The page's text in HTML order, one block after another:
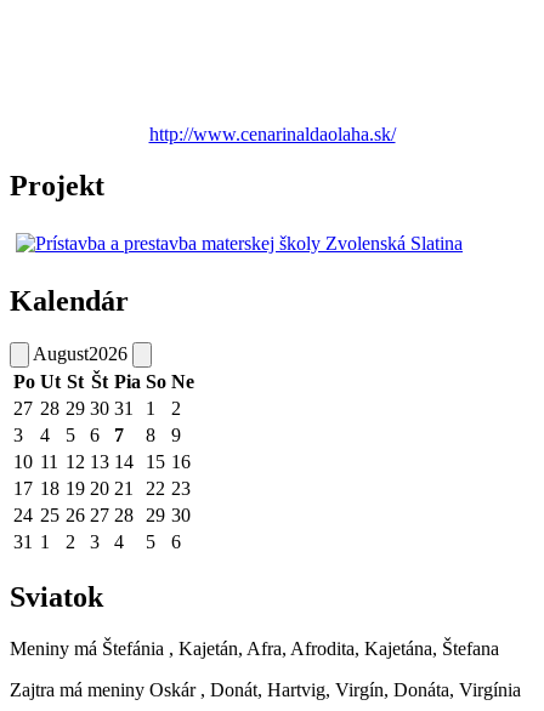
http://www.cenarinaldaolaha.sk/
Projekt
Kalendár
August2026
Po Ut St Št Pia So Ne
27 28 29 30 31 1
2
3
4 5 6 7 8
9
10 11 12 13 14 15 16
17 18 19 20 21 22 23
24 25 26 27 28 29 30
31 1 2 3 4 5 6
Sviatok
Meniny má Štefánia , Kajetán, Afra, Afrodita, Kajetána, Štefana
Zajtra má meniny Oskár , Donát, Hartvig, Virgín, Donáta, Virgínia